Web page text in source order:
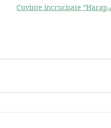
Cuvinte incrucisate ”Harap-